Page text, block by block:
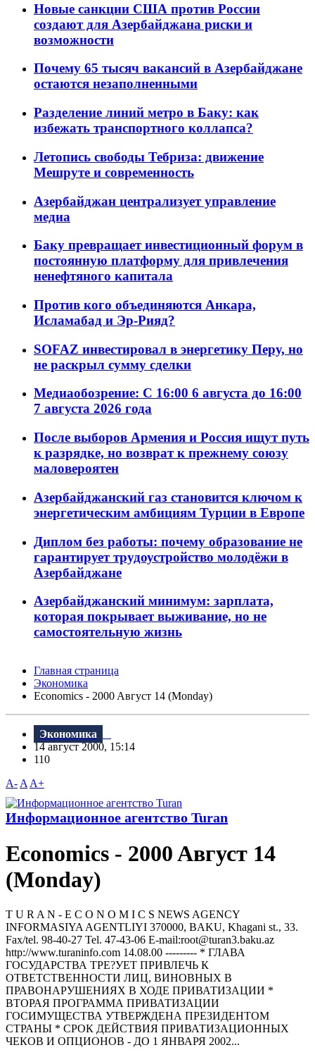
Новые санкции США против России
создают для Азербайджана риски и
возможности
Почему 65 тысяч вакансий в Азербайджане
остаются незаполненными
Разделение линий метро в Баку: как
избежать транспортного коллапса?
Летопись свободы Тебриза: движение
Мешруте и современность
Азербайджан централизует управление
медиа
Баку превращает инвестиционный форум в
постоянную платформу для привлечения
ненефтяного капитала
Против кого объединяются Анкара,
Исламабад и Эр-Рияд?
SOFAZ инвестировал в энергетику Перу, но
не раскрыл сумму сделки
Медиаобозрение: С 16:00 6 августа до 16:00
7 августа 2026 года
После выборов Армения и Россия ищут путь
к разрядке, но возврат к прежнему союзу
маловероятен
Азербайджанский газ становится ключом к
энергетическим амбициям Турции в Европе
Диплом без работы: почему образование не
гарантирует трудоустройство молодёжи в
Азербайджане
Азербайджанский минимум: зарплата,
которая покрывает выживание, но не
самостоятельную жизнь
Главная страница
Экономика
Economics - 2000 Aвгуст 14 (Monday)
Экономика
14 август 2000, 15:14
110
A- A A+
Информационное агентство Turan
Economics - 2000 Aвгуст 14
(Monday)
T U R A N - E C O N O M I C S NEWS AGENCY
INFORMASIYA AGENTLIYI 370000, BAKU, Khagani st., 33.
Fax/tel. 98-40-27 Tel. 47-43-06 E-mail:root@turan3.baku.az
httр://www.turaninfo.com 14.08.00 --------- * ГЛАВА
ГОСУДАРСТВА ТРЕ?УЕТ ПРИВЛЕЧЬ К
ОТВЕТСТВЕННОСТИ ЛИЦ, ВИНОВНЫХ В
ПРАВОНАРУШЕНИЯХ В ХОДЕ ПРИВАТИЗАЦИИ *
ВТОРАЯ ПРОГРАММА ПРИВАТИЗАЦИИ
ГОСИМУЩЕСТВА УТВЕРЖДЕНА ПРЕЗИДЕНТОМ
СТРАНЫ * СРОК ДЕЙСТВИЯ ПРИВАТИЗАЦИОННЫХ
ЧЕКОВ И ОПЦИОНОВ - ДО 1 ЯНВАРЯ 2002...